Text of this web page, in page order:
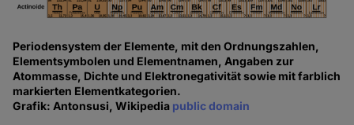
Periodensystem der Elemente, mit den Ordnungszahlen,
Elementsymbolen und Elementnamen, Angaben zur
Atommasse, Dichte und Elektronegativität sowie mit farblich
markierten Elementkategorien.
Grafik: Antonsusi, Wikipedia public domain